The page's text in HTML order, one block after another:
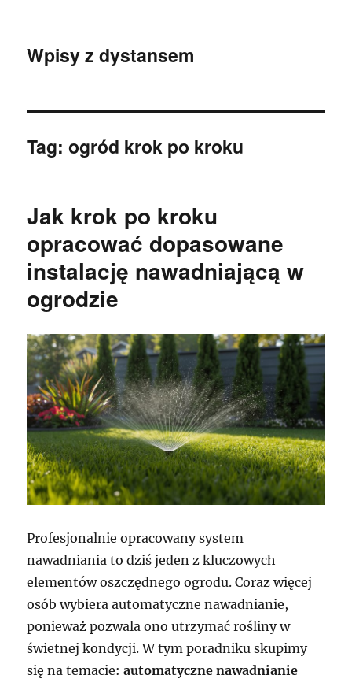
Wpisy z dystansem
Tag:ogród krok po kroku
Jak krok po kroku
opracować dopasowane
instalację nawadniającą w
ogrodzie
Profesjonalnie opracowany system
nawadniania to dziś jeden z kluczowych
elementów oszczędnego ogrodu. Coraz więcej
osób wybiera automatyczne nawadnianie,
ponieważ pozwala ono utrzymać rośliny w
świetnej kondycji. W tym poradniku skupimy
się na temacie:automatyczne nawadnianie